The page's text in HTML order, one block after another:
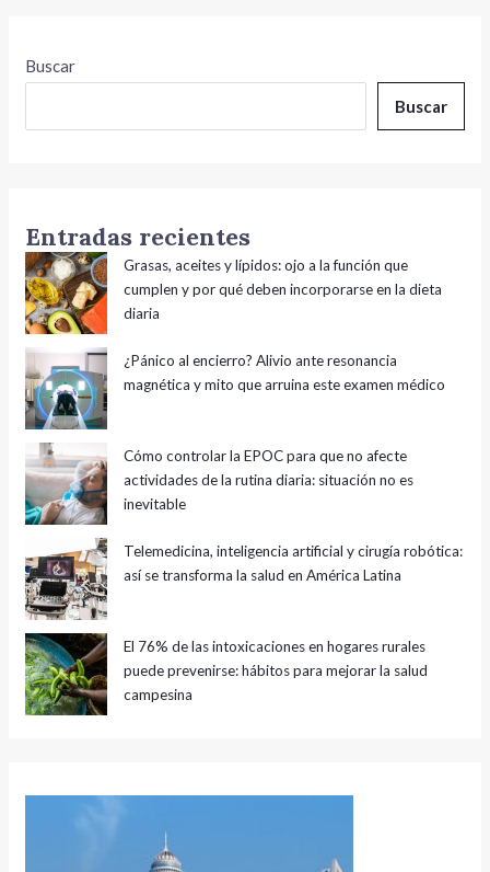
Buscar
Buscar
Entradas recientes
Grasas, aceites y lípidos: ojo a la función que
cumplen y por qué deben incorporarse en la dieta
diaria
¿Pánico al encierro? Alivio ante resonancia
magnética y mito que arruina este examen médico
Cómo controlar la EPOC para que no afecte
actividades de la rutina diaria: situación no es
inevitable
Telemedicina, inteligencia artificial y cirugía robótica:
así se transforma la salud en América Latina
El 76% de las intoxicaciones en hogares rurales
puede prevenirse: hábitos para mejorar la salud
campesina